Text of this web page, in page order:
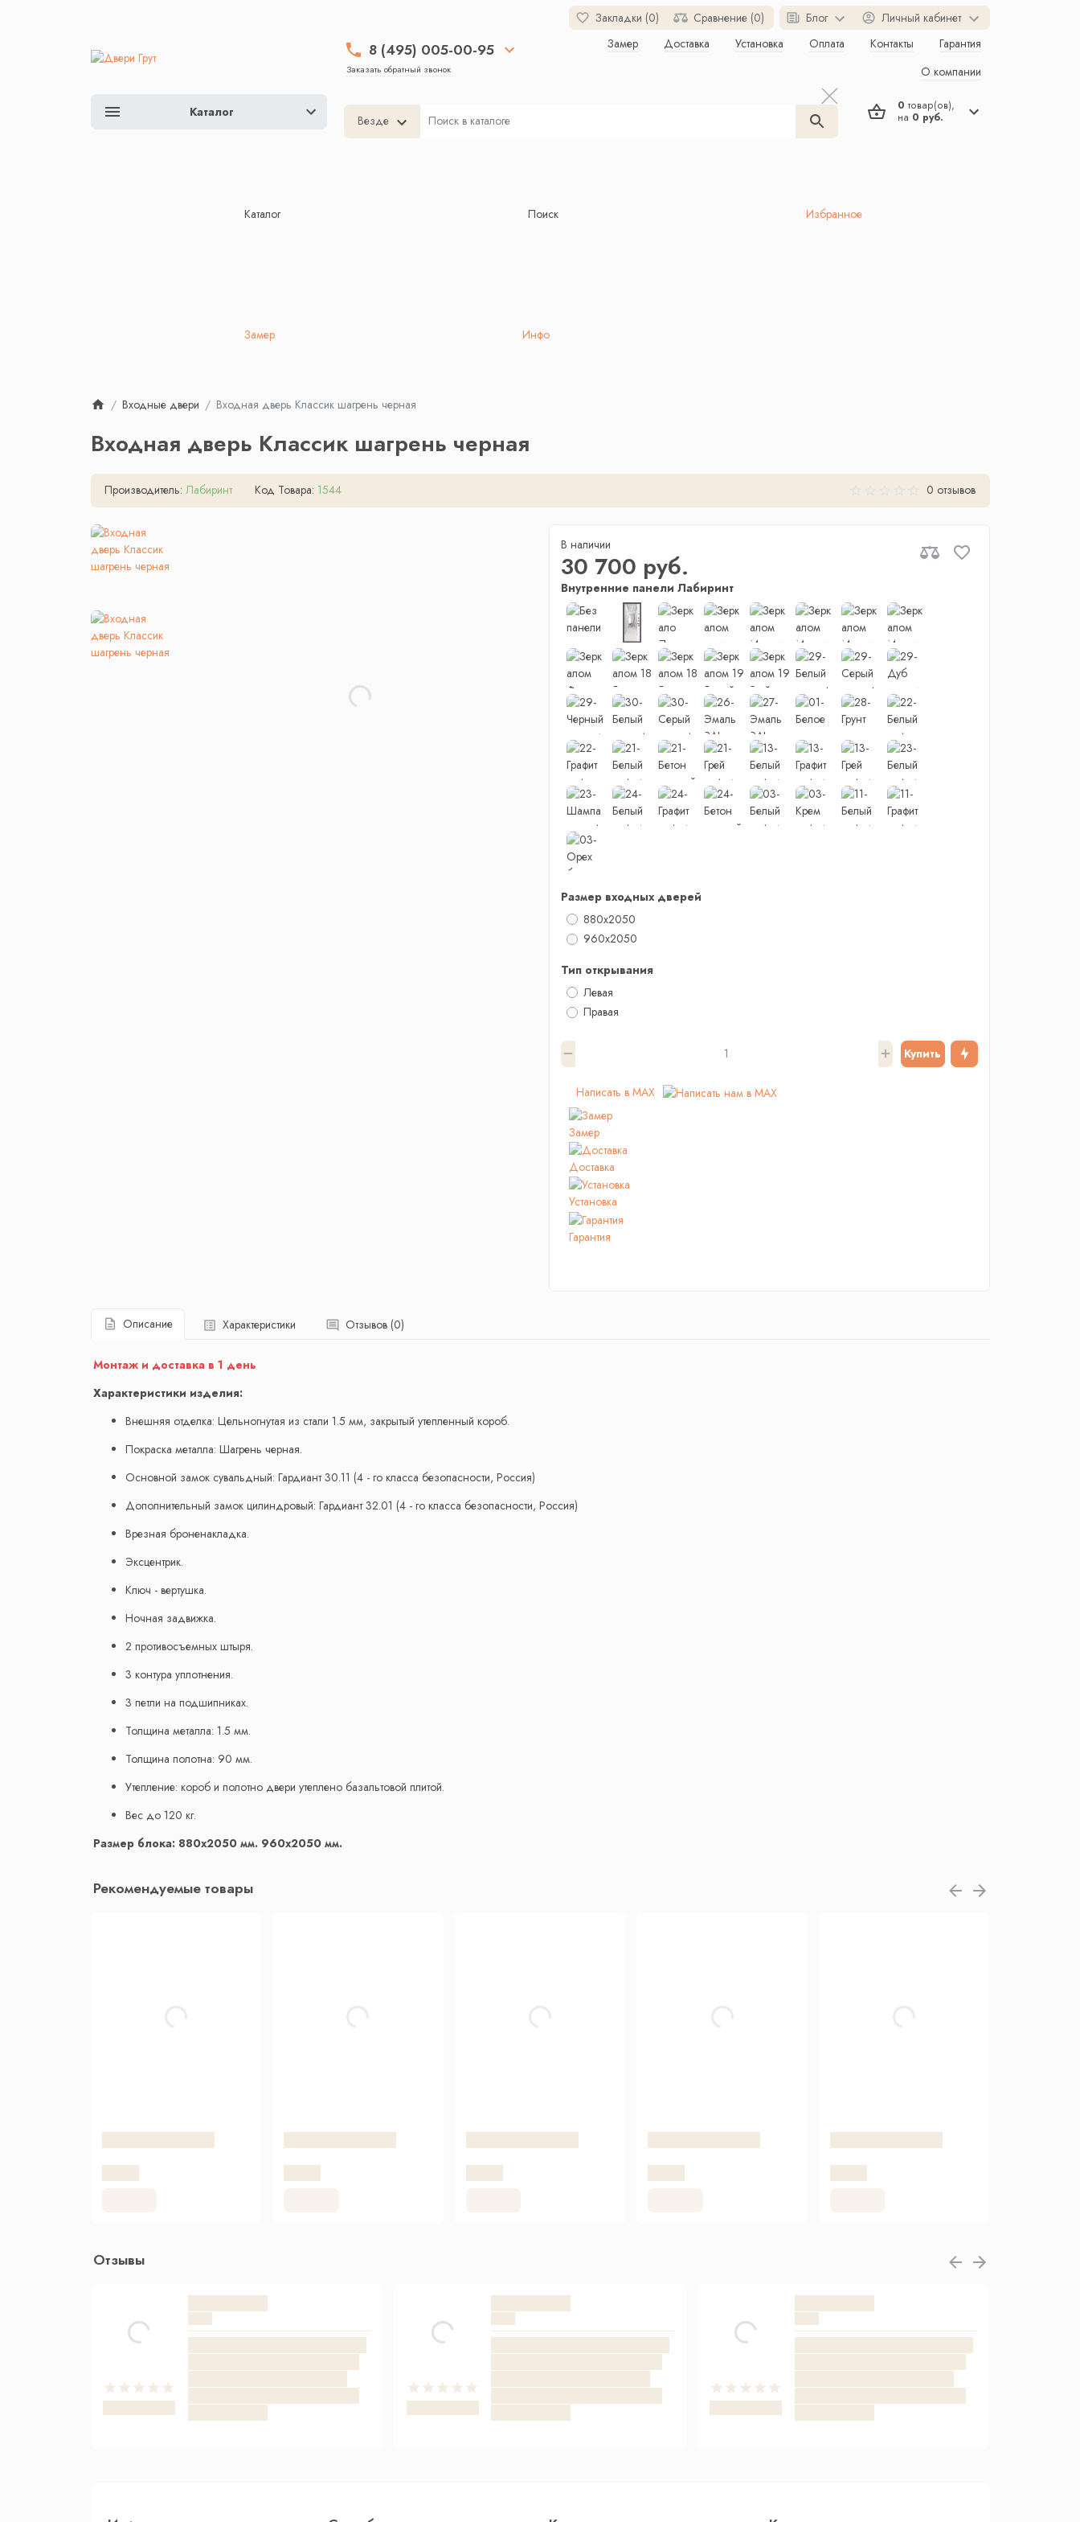
Закладки (0) Сравнение (0) Блог Личный кабинет
8 (495) 005-00-95
Заказать обратный звонок
Везде
Замер Доставка Установка Оплата Контакты
Гарантия
О компании
0 товар(ов),
на 0 руб.
Каталог
Каталог Поиск Избранное
Замер Инфо
Входные двери Входная дверь Классик шагрень черная
Входная дверь Классик шагрень черная
Производитель: Лабиринт Код Товара: 1544 0 отзывов
В наличии
30 700 руб.
Внутренние панели Лабиринт
Размер входных дверей
880x2050
960x2050
Тип открывания
Левая
Правая
Купить
Написать в MAX
Замер
Доставка
Установка
Гарантия
Описание Характеристики Отзывов (0)
Монтаж и доставка в 1 день
Характеристики изделия:
Внешняя отделка: Цельногнутая из стали 1.5 мм, закрытый утепленный короб.
Покраска металла: Шагрень черная.
Основной замок сувальдный: Гардиант 30.11 (4 - го класса безопасности, Россия)
Дополнительный замок цилиндровый: Гардиант 32.01 (4 - го класса безопасности, Россия)
Врезная броненакладка.
Эксцентрик.
Ключ - вертушка.
Ночная задвижка.
2 противосъемных штыря.
3 контура уплотнения.
3 петли на подшипниках.
Толщина металла: 1.5 мм.
Толщина полотна: 90 мм.
Утепление: короб и полотно двери утеплено базальтовой плитой.
Вес до 120 кг.
Размер блока: 880х2050 мм. 960х2050 мм.
Рекомендуемые товары
Отзывы